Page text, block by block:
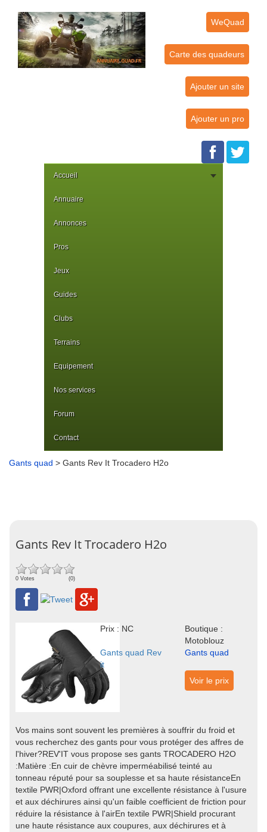
WeQuad
Carte des quadeurs
Ajouter un site
Ajouter un pro
Accueil
Annuaire
Annonces
Pros
Jeux
Guides
Clubs
Terrains
Equipement
Nos services
Forum
Contact
Gants quad > Gants Rev It Trocadero H2o
Gants Rev It Trocadero H2o
0 Votes (0)
Prix : NC
Boutique :
Motoblouz
Gants quad Rev
it
Gants quad
Voir le prix
Vos mains sont souvent les premières à souffrir du froid et
vous recherchez des gants pour vous protéger des affres de
l'hiver?REV'IT vous propose ses gants TROCADERO H2O
:Matière :En cuir de chèvre imperméabilisé teinté au
tonneau réputé pour sa souplesse et sa haute résistanceEn
textile PWR|Oxford offrant une excellente résistance à l'usure
et aux déchirures ainsi qu'un faible coefficient de friction pour
réduire la résistance à l'airEn textile PWR|Shield procurant
une haute résistance aux coupures, aux déchirures et à